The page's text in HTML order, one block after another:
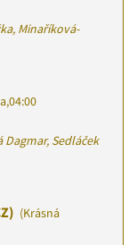
Minaříková-
,04:00
Dagmar, Sedláček
(Krásná